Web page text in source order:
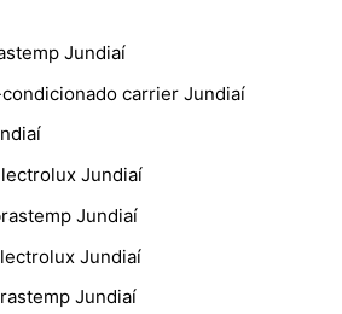
Jundiaí
carrier Jundiaí
Jundiaí
Jundiaí
Jundiaí
Jundiaí